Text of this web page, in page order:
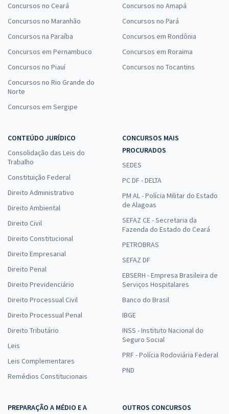
Concursos no Ceará
Concursos no Maranhão
Concursos na Paraíba
Concursos em Pernambuco
Concursos no Piauí
Concursos no Rio Grande do
Norte
Concursos em Sergipe
Concursos no Amapá
Concursos no Pará
Concursos em Rondônia
Concursos em Roraima
Concursos no Tocantins
CONTEÚDO JURÍDICO
Consolidação das Leis do
Trabalho
Constituição Federal
Direito Administrativo
Direito Ambiental
Direito Civil
Direito Constitucional
Direito Empresarial
Direito Penal
Direito Previdenciário
Direito Processual Civil
Direito Processual Penal
Direito Tributário
Leis
Leis Complementares
Remédios Constitucionais
CONCURSOS MAIS
PROCURADOS
SEDES
PC DF - DELTA
PM AL - Polícia Militar do Estado
de Alagoas
SEFAZ CE - Secretaria da
Fazenda do Estado do Ceará
PETROBRAS
SEFAZ DF
EBSERH - Empresa Brasileira de
Serviços Hospitalares
Banco do Brasil
IBGE
INSS - Instituto Nacional do
Seguro Social
PRF - Polícia Rodoviária Federal
PND
PREPARAÇÃO A MÉDIO E A
OUTROS CONCURSOS